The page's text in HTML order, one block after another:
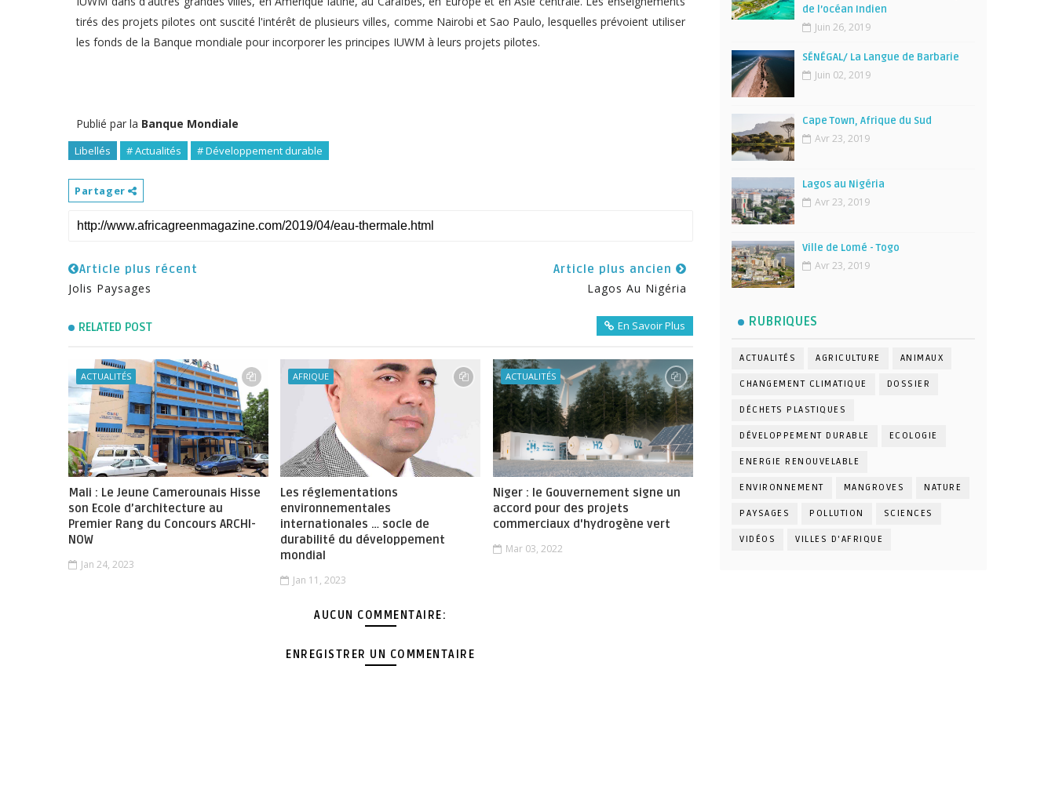
tirés des projets pilotes ont suscité l'intérêt de plusieurs villes, comme Nairobi et Sao Paulo, lesquelles prévoient utiliser
les fonds de la Banque mondiale pour incorporer les principes IUWM à leurs projets pilotes.
Publié par la Banque Mondiale
Libellés # Actualités # Développement durable
Partager
Article plus récent
Jolis Paysages
Article plus ancien
Lagos Au Nigéria
RELATED POST En Savoir Plus
ACTUALITÉS
Mali : Le Jeune Camerounais Hisse
son Ecole d’architecture au
Premier Rang du Concours ARCHI-
NOW
Jan 24, 2023
AFRIQUE
Les réglementations
environnementales
internationales … socle de
durabilité du développement
mondial
Jan 11, 2023
ACTUALITÉS
Niger : le Gouvernement signe un
accord pour des projets
commerciaux d'hydrogène vert
Mar 03, 2022
AUCUN COMMENTAIRE:
ENREGISTRER UN COMMENTAIRE
de l’océan Indien
Juin 26, 2019
SÉNÉGAL/ La Langue de Barbarie
Juin 02, 2019
Cape Town, Afrique du Sud
Avr 23, 2019
Lagos au Nigéria
Avr 23, 2019
Ville de Lomé - Togo
Avr 23, 2019
RUBRIQUES
ACTUALITÉS AGRICULTURE ANIMAUX
CHANGEMENT CLIMATIQUE DOSSIER
DÉCHETS PLASTIQUES
DÉVELOPPEMENT DURABLE ECOLOGIE
ENERGIE RENOUVELABLE
ENVIRONNEMENT MANGROVES NATURE
PAYSAGES POLLUTION SCIENCES
VIDÉOS VILLES D'AFRIQUE